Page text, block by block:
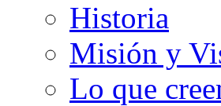
Historia
Misión y
Lo que